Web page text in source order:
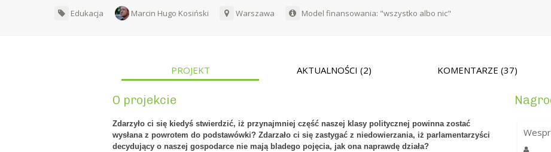
Edukacja Marcin Hugo Kosiński Warszawa Model finansowania: "wszystko albo nic"
PROJEKT AKTUALNOŚCI (2) KOMENTARZE(37)
O projekcie
Zdarzyło ci się kiedyś stwierdzić, iż przynajmniej część naszej klasy politycznej powinna zostać
wysłana z powrotem do podstawówki? Zdarzało ci się zastygać z niedowierzania, iż parlamentarzyści
decydujący o naszej gospodarce nie mają bladego pojęcia, jak ona naprawdę działa?